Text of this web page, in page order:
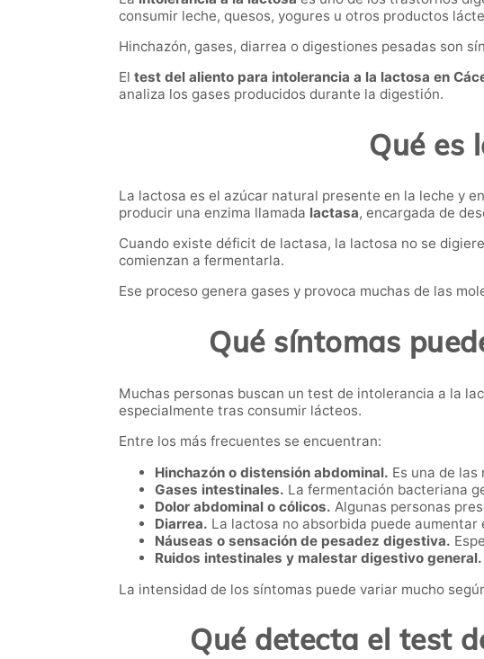
consumir leche, quesos, yogures u otros productos
Hinchazón, gases, diarrea o digestiones pesadas son
El test del aliento para intolerancia a la lactosa en
analiza los gases producidos durante la digestión.
Qué es
La lactosa es el azúcar natural presente en la leche y
producir una enzima llamada lactasa, encargada de
Cuando existe déficit de lactasa, la lactosa no se
comienzan a fermentarla.
Ese proceso genera gases y provoca muchas de las
Qué síntomas
Muchas personas buscan un test de intolerancia a la
especialmente tras consumir lácteos.
Entre los más frecuentes se encuentran:
Hinchazón o distensión abdominal. Es una de
Gases intestinales. La fermentación bacteriana
Dolor abdominal o cólicos. Algunas personas
Diarrea. La lactosa no absorbida puede
Náuseas o sensación de pesadez digestiva.
Ruidos intestinales y malestar digestivo general.
La intensidad de los síntomas puede variar mucho
Qué detecta el test